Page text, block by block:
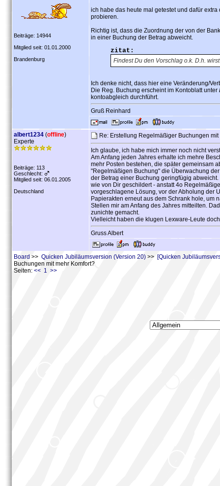
Beiträge: 14944
Mitglied seit: 01.01.2000
Brandenburg
ich habe das heute mal getestet und dafür
probieren.
Richtig ist, dass die Zuordnung der von der
in einer Buchung der Betrag abweicht.
zitat:
Findest Du den Vorschlag o.k. D.h.
Ich denke nicht, dass hier eine Veränderung/
Die Reg. Buchung erscheint im Kontoblatt unter
kontoabgleich durchführt.
Gruß Reinhard
albert1234 (offline)
Experte
Beiträge: 113
Geschlecht:
Mitglied seit: 06.01.2005
Deutschland
Re: Erstellung Regelmäßiger Buchungen
Ich glaube, ich habe mich immer noch nicht
Am Anfang jeden Jahres erhalte ich mehre
mehr Posten bestehen, die später gemeinsam
"Regelmäßigen Buchung" die Überwachung
der Betrag einer Buchung geringfügig
wie von Dir geschildert - anstatt 4o
vorgeschlagene Lösung, vor der Abholung der
Papierakten erneut aus dem Schrank hole, um
Stellen mir am Anfang des Jahres mitteilten.
zunichte gemacht.
Vielleicht haben die klugen Lexware-Leute
Gruss Albert
Board >> Quicken Jubiläumsversion (Version 20) >> [Quicken
Buchungen mit mehr Komfort?
Seiten: << 1 >>